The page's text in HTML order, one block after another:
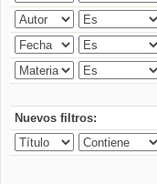
Nuevos filtros: